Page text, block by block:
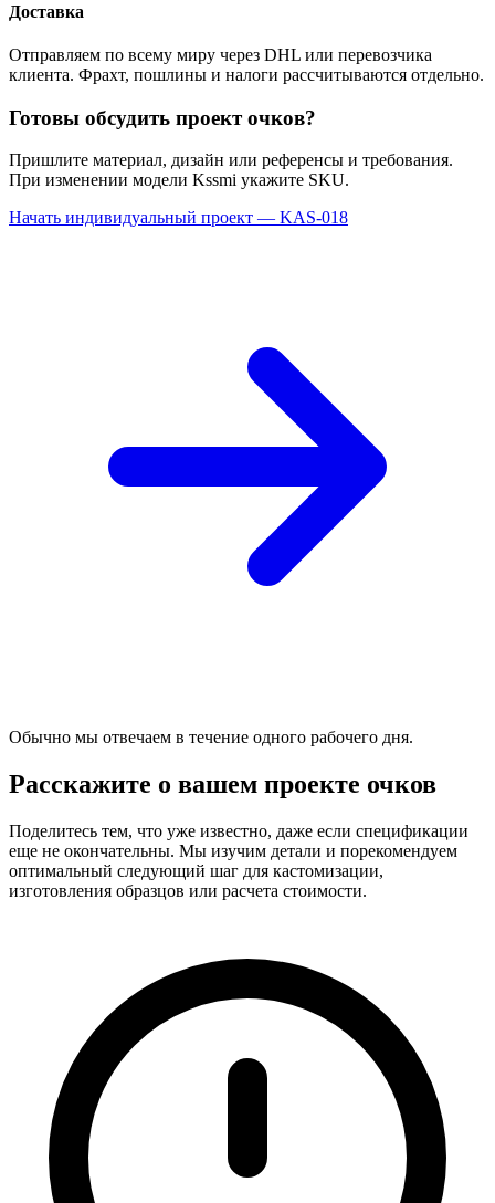
Доставка
Отправляем по всему миру через DHL или перевозчика
клиента. Фрахт, пошлины и налоги рассчитываются отдельно.
Готовы обсудить проект очков?
Пришлите материал, дизайн или референсы и требования.
При изменении модели Kssmi укажите SKU.
Начать индивидуальный проект — KAS-018
Обычно мы отвечаем в течение одного рабочего дня.
Расскажите о вашем проекте очков
Поделитесь тем, что уже известно, даже если спецификации
еще не окончательны. Мы изучим детали и порекомендуем
оптимальный следующий шаг для кастомизации,
изготовления образцов или расчета стоимости.